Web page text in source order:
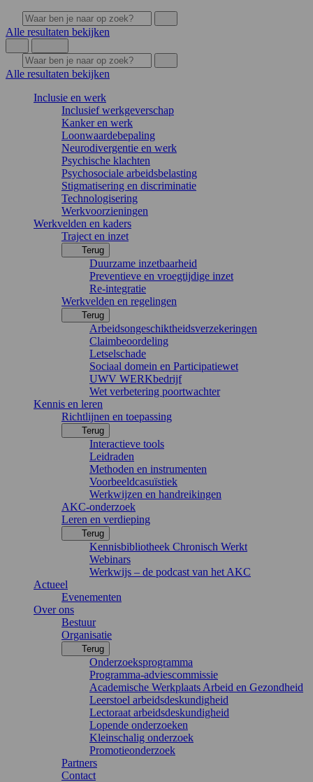
Alle resultaten bekijken
Alle resultaten bekijken
Inclusie en werk
Inclusief werkgeverschap
Kanker en werk
Loonwaardebepaling
Neurodivergentie en werk
Psychische klachten
Psychosociale arbeidsbelasting
Stigmatisering en discriminatie
Technologisering
Werkvoorzieningen
Werkvelden en kaders
Traject en inzet
Terug
Duurzame inzetbaarheid
Preventieve en vroegtijdige inzet
Re-integratie
Werkvelden en regelingen
Terug
Arbeidsongeschiktheidsverzekeringen
Claimbeoordeling
Letselschade
Sociaal domein en Participatiewet
UWV WERKbedrijf
Wet verbetering poortwachter
Kennis en leren
Richtlijnen en toepassing
Terug
Interactieve tools
Leidraden
Methoden en instrumenten
Voorbeeldcasuïstiek
Werkwijzen en handreikingen
AKC-onderzoek
Leren en verdieping
Terug
Kennisbibliotheek Chronisch Werkt
Webinars
Werkwijs – de podcast van het AKC
Actueel
Evenementen
Over ons
Bestuur
Organisatie
Terug
Onderzoeksprogramma
Programma-adviescommissie
Academische Werkplaats Arbeid en Gezondheid
Leerstoel arbeidsdeskundigheid
Lectoraat arbeidsdeskundigheid
Lopende onderzoeken
Kleinschalig onderzoek
Promotieonderzoek
Partners
Contact